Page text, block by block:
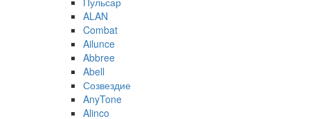
ALAN
Combat
Ailunce
Abbree
Abell
Созвездие
AnyTone
Alinco